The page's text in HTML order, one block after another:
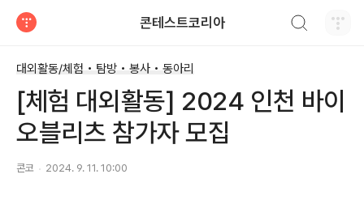
콘테스트코리아
대외활동/체험 • 탐방 • 봉사 • 동아리
[체험 대외활동] 2024 인천 바이
오블리츠 참가자 모집
콘코 2024. 9. 11. 10:00